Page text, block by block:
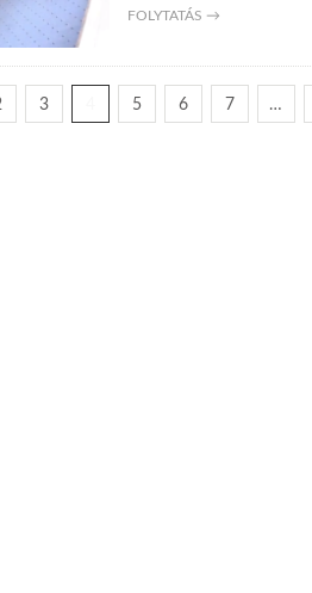
FOLYTATÁS →
3 5 6 7 …